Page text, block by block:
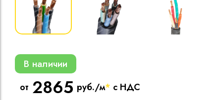
Кабели
изоляцией
В наличии
от 2865 руб./м* с НДС